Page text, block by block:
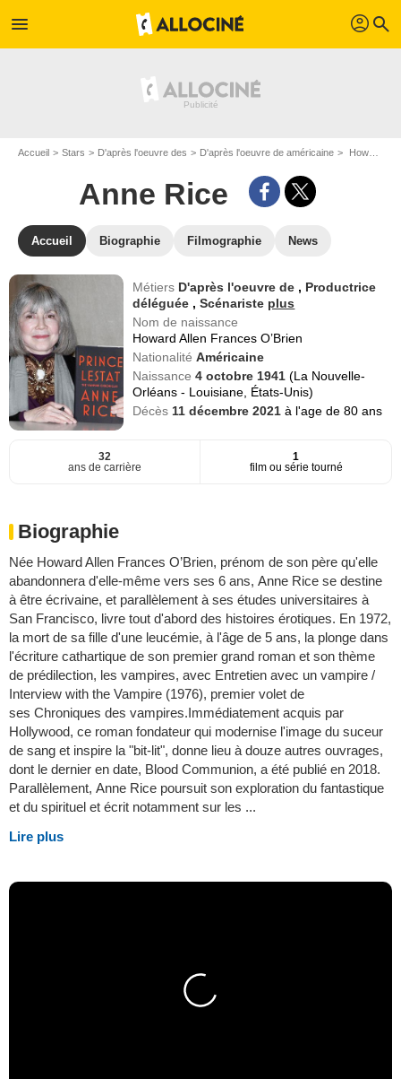
menu profil search
Accueil Stars D'après l'oeuvre des D'après l'oeuvre de américaine Howard Allen Frances O’Brien dit Anne Rice
Anne Rice
Accueil Biographie Filmographie News
Métiers D'après l'oeuvre de , Productrice
déléguée ,Scénariste plus
Nom de naissance
Howard Allen Frances O’Brien
NationalitéAméricaine
Naissance4 octobre 1941(La Nouvelle-
Orléans - Louisiane, États-Unis)
Décès 11 décembre 2021à l'age de 80 ans
32
ans de carrière
1
film ou série tourné
Biographie
Née Howard Allen Frances O’Brien, prénom de son père qu'elle
abandonnera d'elle-même vers ses 6 ans, Anne Rice se destine
à être écrivaine, et parallèlement à ses études universitaires à
San Francisco, livre tout d'abord des histoires érotiques. En 1972,
la mort de sa fille d'une leucémie, à l'âge de 5 ans, la plonge dans
l'écriture cathartique de son premier grand roman et son thème
de prédilection, les vampires, avec Entretien avec un vampire /
Interview with the Vampire (1976), premier volet de
ses Chroniques des vampires.Immédiatement acquis par
Hollywood, ce roman fondateur qui modernise l'image du suceur
de sang et inspire la "bit-lit", donne lieu à douze autres ouvrages,
dont le dernier en date, Blood Communion, a été publié en 2018.
Parallèlement, Anne Rice poursuit son exploration du fantastique
et du spirituel et écrit notamment sur les ...
Lire plus